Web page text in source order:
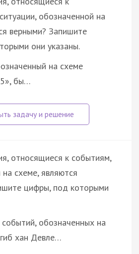
обозначенной на
верными? Запишите
они указаны.
на схеме
бы…
относящиеся к событиям,
схеме, являются
цифры, под которыми
обозначенных на
хан Девле…